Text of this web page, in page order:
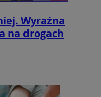
Wyraźna
na drogach